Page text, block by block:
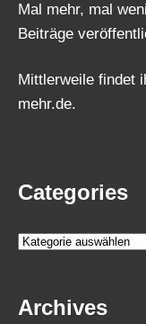
Mal mehr, mal
Beiträge
Mittlerweile findet
mehr.de.
Categories
K
e
Archives